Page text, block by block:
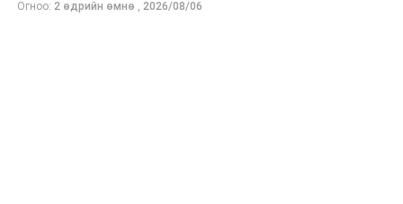
нийлүүлэлтийг тогтворжуулах хүрээнд бусад эх
Огноо: 2 өдрийн өмнө , 2026/08/06